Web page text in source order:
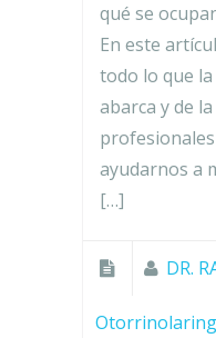
qué se
En este
todo lo que
abarca y de
ayudarnos a
[…]
DR.